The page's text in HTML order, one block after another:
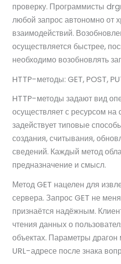
проверку. Программисты
любой запрос автономно от
взаимодействий.
осуществляется быстрее,
необходимо возобновлять
HTTP-методы: GET, POST,
HTTP-методы задают вид
осуществляет с ресурсом на
задействует типовые
создания, считывания,
сведений. Каждый метод
предназначение и смысл.
Метод GET нацелен для
сервера. Запрос GET не
признаётся надёжным.
чтения данных о
объектах. Параметры
URL-адресе после знака